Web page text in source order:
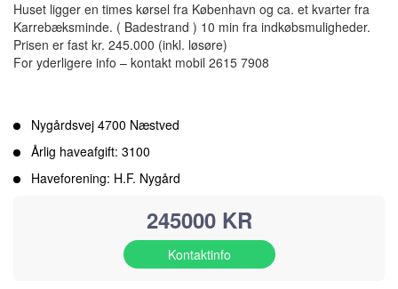
Huset ligger en times kørsel fra København og ca. et kvarter fra
Karrebæksminde. ( Badestrand ) 10 min fra indkøbsmuligheder.
Prisen er fast kr. 245.000 (inkl. løsøre)
For yderligere info – kontakt mobil 2615 7908
Nygårdsvej 4700 Næstved
Årlig haveafgift: 3100
Haveforening: H.F. Nygård
245000 KR
Kontaktinfo